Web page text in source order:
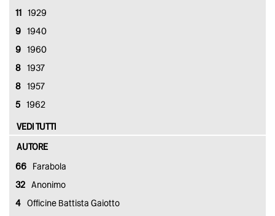
11 1929
9 1940
9 1960
8 1937
8 1957
5 1962
VEDI TUTTI
AUTORE
66 Farabola
32 Anonimo
4 Officine Battista Gaiotto